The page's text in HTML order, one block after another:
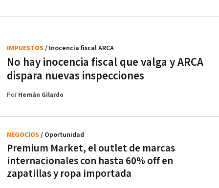
No hay inocencia fiscal que valga y ARCA
dispara nuevas inspecciones
IMPUESTOS / Inocencia fiscal ARCA
PorHernán Gilardo
Premium Market, el outlet de marcas
internacionales con hasta 60% off en
zapatillas y ropa importada
NEGOCIOS / Oportunidad